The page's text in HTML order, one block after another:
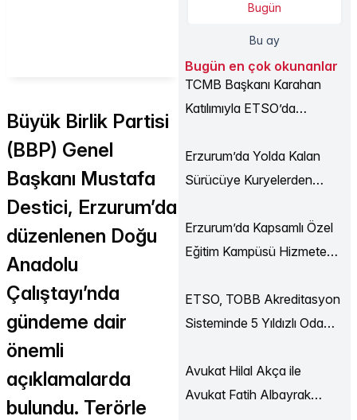
Büyük Birlik Partisi
(BBP) Genel
Başkanı Mustafa
Destici, Erzurum’da
düzenlenen Doğu
Anadolu
Çalıştayı’nda
gündeme dair
önemli
açıklamalarda
bulundu. Terörle
Bugün
Bu ay
Bugün en çok okunanlar
TCMB Başkanı Karahan
Katılımıyla ETSO’da
Düzenlendi
Erzurum’da Yolda Kalan
Sürücüye Kuryelerden
Erzurum’da Kapsamlı Özel
Eğitim Kampüsü Hizmete
ETSO, TOBB Akreditasyon
Sisteminde 5 Yıldızlı Oda
Avukat Hilal Akça ile
Avukat Fatih Albayrak